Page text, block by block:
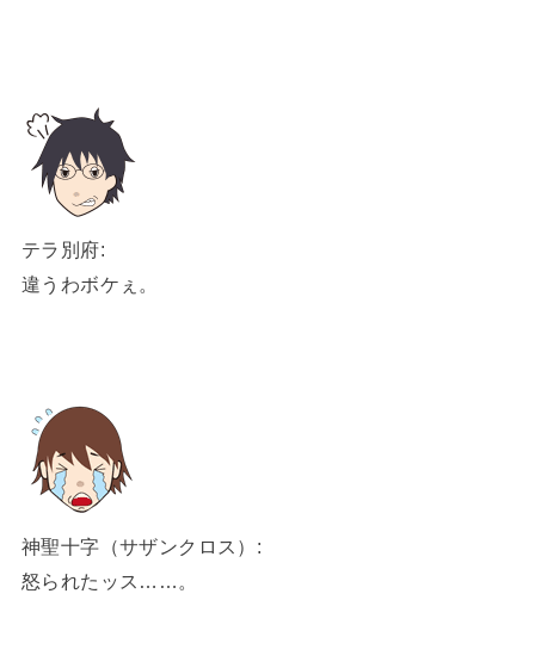
テラ別府:
違うわボケぇ。
神聖十字（サザンクロス）:
怒られたッス……。